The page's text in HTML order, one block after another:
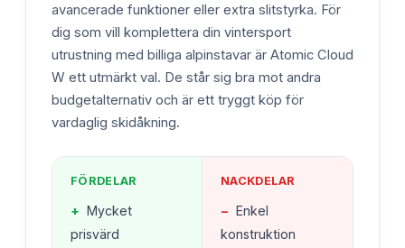
avancerade funktioner eller extra slitstyrka. För
dig som vill komplettera din vintersport
utrustning med billiga alpinstavar är Atomic Cloud
W ett utmärkt val. De står sig bra mot andra
budgetalternativ och är ett tryggt köp för
vardaglig skidåkning.
FÖRDELAR
+ Mycket
prisvärd
NACKDELAR
− Enkel
konstruktion